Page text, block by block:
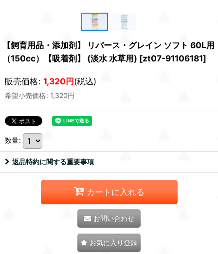
【飼育用品・添加剤】 リバース・グレイン ソフト 60L用
（150cc）【吸着剤】 (淡水 水草用) [zt07-91106181]
販売価格: 1,320円(税込)
希望小売価格: 1,320円
数量:
返品特約に関する重要事項
カートに入れる
お問い合わせ
お気に入り登録